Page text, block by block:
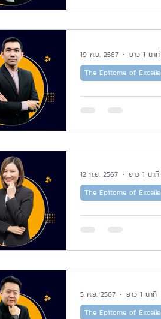
ร่วมแบ่งปั
อ.ดร.ณฐวั
MOOC ยอด
พลิกห้องเ
สู่การพัฒนา
ศตวรรษที่
Classroom
The Epitome of
19 ก.ย. 2567 ยาว 1 นาที
ผสมผสาน
สู่การบ่มเพ
The Epitome of
12 ก.ย. 2567 ยาว 1 นาที
The Epitome of
5 ก.ย. 2567 ยาว 1 นาที